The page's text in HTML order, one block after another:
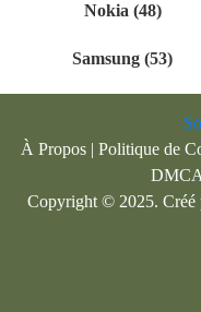
Nokia (48)
Samsung (53)
À Propos | Politique de
DMCA
Copyright © 2025. Créé